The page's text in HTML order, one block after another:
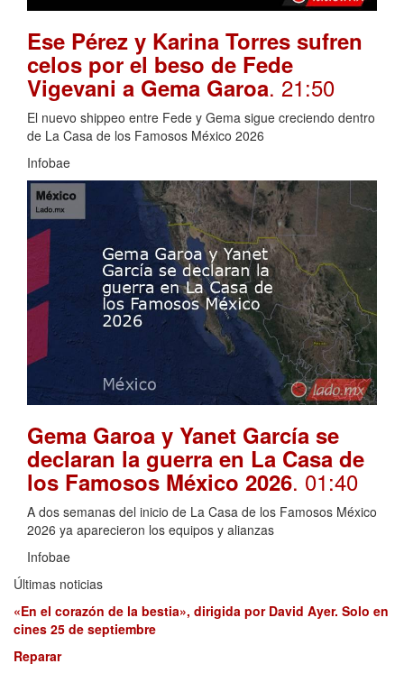
Ese Pérez y Karina Torres sufren
celos por el beso de Fede
Vigevani a Gema Garoa. 21:50
El nuevo shippeo entre Fede y Gema sigue creciendo dentro
de La Casa de los Famosos México 2026
Infobae
Gema Garoa y Yanet García se
declaran la guerra en La Casa de
los Famosos México 2026. 01:40
A dos semanas del inicio de La Casa de los Famosos México
2026 ya aparecieron los equipos y alianzas
Infobae
Últimas noticias
«En el corazón de la bestia», dirigida por David Ayer. Solo en
cines 25 de septiembre
Reparar